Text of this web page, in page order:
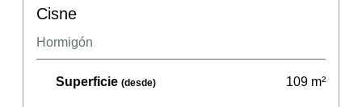
Cisne
Hormigón
Superficie (desde) 109 m²